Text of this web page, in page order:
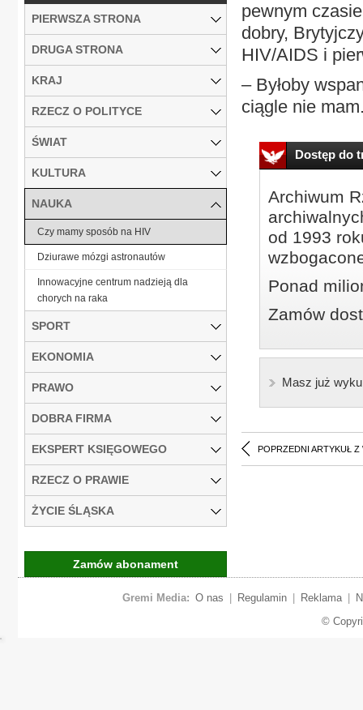
pewnym
dobry,
HIV/AIDS i
– Byłoby
ciągle nie
Dostęp do
Archiwum
od 1993
Ponad
Zamów
Masz już
POPRZEDNI ARTYKUŁ Z
PIERWSZA STRONA
DRUGA STRONA
KRAJ
RZECZ O POLITYCE
ŚWIAT
KULTURA
NAUKA
Czy mamy sposób na HIV
Dziurawe mózgi astronautów
Innowacyjne centrum nadzieją dla
chorych na raka
SPORT
EKONOMIA
PRAWO
DOBRA FIRMA
EKSPERT KSIĘGOWEGO
RZECZ O PRAWIE
ŻYCIE ŚLĄSKA
Zamów abonament
Gremi Media: O nas Regulamin Reklama
©